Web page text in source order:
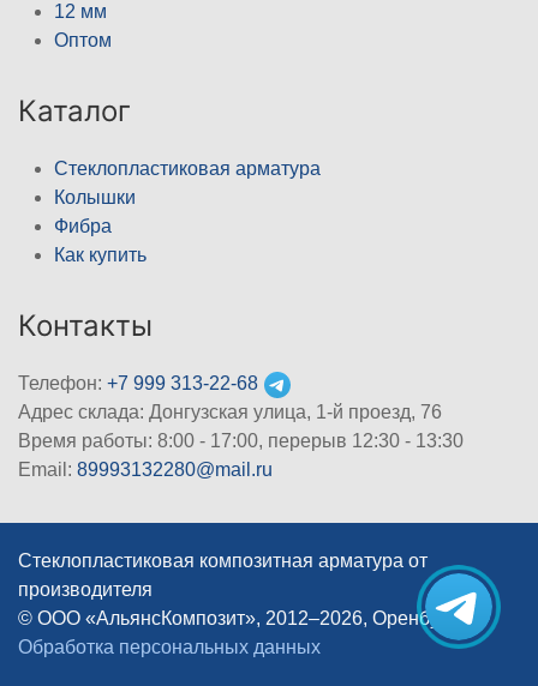
12 мм
Оптом
Каталог
Стеклопластиковая арматура
Колышки
Фибра
Как купить
Контакты
Телефон: +7 999 313-22-68
Адрес склада: Донгузская улица, 1-й проезд, 76
Время работы: 8:00 - 17:00, перерыв 12:30 - 13:30
Email: 89993132280@mail.ru
Стеклопластиковая композитная арматура от
производителя
© ООО «АльянсКомпозит», 2012–2026, Оренбург |
Обработка персональных данных